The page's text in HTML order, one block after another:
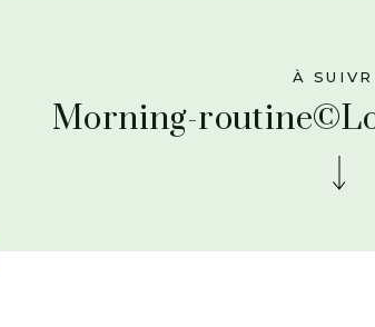
À
Morning-